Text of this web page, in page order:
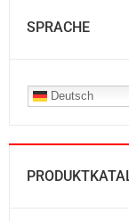
SPRACHE
Deutsch